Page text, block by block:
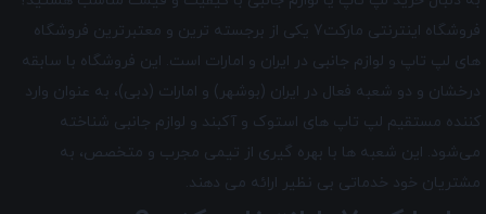
فروشگاه اینترنتی مارکت7 یکی از برجسته ترین و معتبرترین فروشگاه
های لپ تاپ و لوازم جانبی در ایران و امارات است. این فروشگاه با سابقه
درخشان و دو شعبه فعال در ایران (بوشهر) و امارات (دبی)، به عنوان وارد
کننده مستقیم لپ تاپ های استوک و آکبند و لوازم جانبی شناخته
می‌شود. این شعبه ها با بهره گیری از تیمی مجرب و متخصص، به
مشتریان خود خدماتی بی نظیر ارائه می دهند.